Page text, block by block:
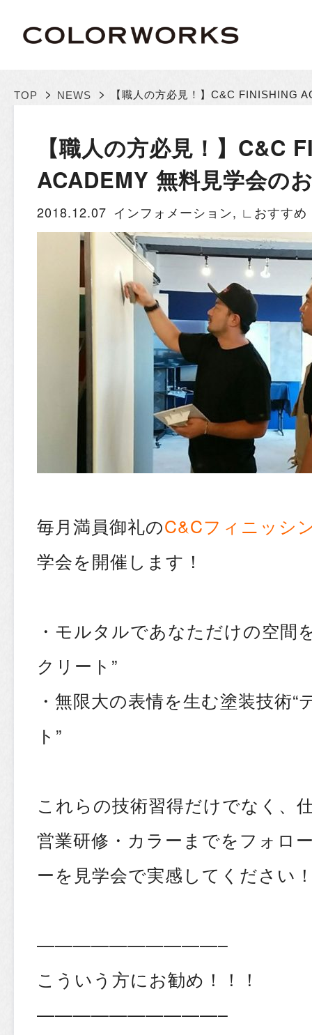
TOP > NEWS > 【職人の方必見！】C&C FINISHING
【職人の方必見！】C&C
ACADEMY 無料見学会の
2018.12.07 インフォメーション, ∟おすすめ
毎月満員御礼のC&Cフィニッシ
学会を開催します！
・モルタルであなただけの空間
クリート”
・無限大の表情を生む塗装技術
ト”
これらの技術習得だけでなく、
営業研修・カラーまでをフォロ
ーを見学会で実感してください
——————————–
こういう方にお勧め！！！
——————————–